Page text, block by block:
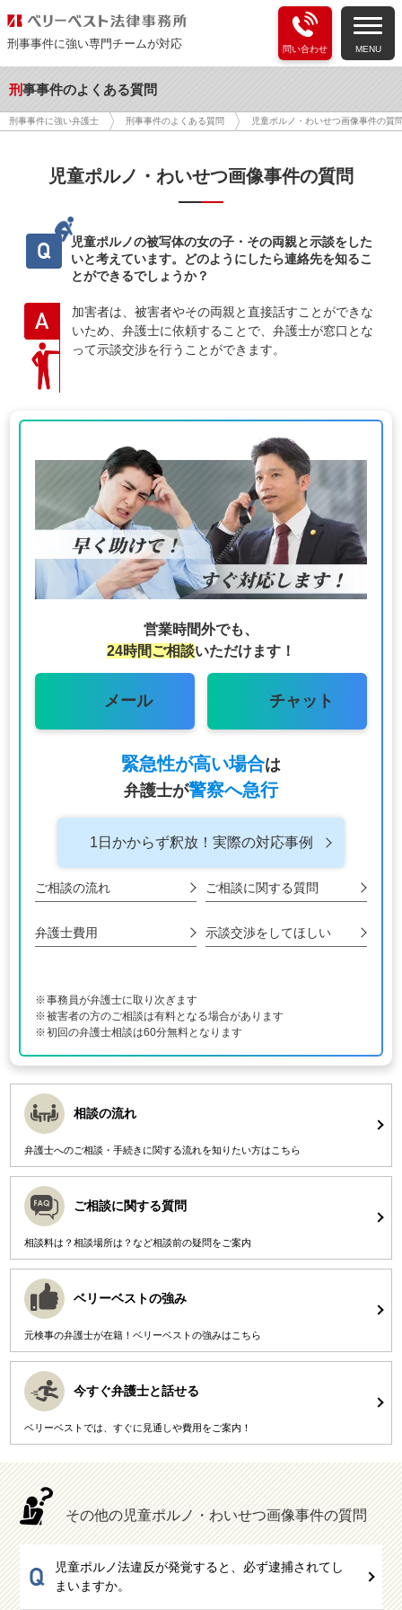
刑事事件に強い専門チームが対応 問い合わせ MENU
刑事事件のよくある質問
刑事事件に強い弁護士 刑事事件のよくある質問 児童ポルノ・わいせつ画像事件の質
児童ポルノ・わいせつ画像事件の質問
Q
児童ポルノの被写体の女の子・その両親と示談をした
いと考えています。どのようにしたら連絡先を知るこ
とができるでしょうか？
A
加害者は、被害者やその両親と直接話すことができな
いため、弁護士に依頼することで、弁護士が窓口とな
って示談交渉を行うことができます。
営業時間外でも、
24時間ご相談いただけます！
メール チャット
緊急性が高い場合は
弁護士が警察へ急行
1日かからず釈放！ 実際の対応事例
ご相談の流れ ご相談に関する質問
弁護士費用 示談交渉をしてほしい
事務員が弁護士に取り次ぎます
被害者の方のご相談は有料となる場合があります
初回の弁護士相談は60分無料となります
相談の流れ
弁護士へのご相談・手続きに関する流れを知りたい方はこちら
ご相談に関する質問
相談料は？相談場所は？など相談前の疑問をご案内
ベリーベストの強み
元検事の弁護士が在籍！ベリーベストの強みはこちら
今すぐ弁護士と話せる
ベリーベストでは、すぐに見通しや費用をご案内！
その他の児童ポルノ・わいせつ画像事件の質問
Q
児童ポルノ法違反が発覚すると、必ず逮捕されてし
まいますか。